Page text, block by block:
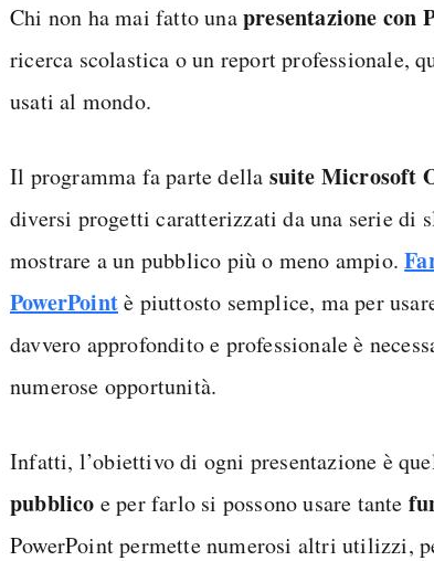
Chi non ha mai fatto unapresentazione con
ricerca scolastica o un report professionale,
usati al mondo.
Il programma fa parte della suite Microsoft
diversi progetti caratterizzati da una serie di
mostrare a un pubblico più o meno ampio.
PowerPointè piuttosto semplice, ma per
davvero approfondito e professionale è
numerose opportunità.
Infatti, l’obiettivo di ogni presentazione è
pubblico e per farlo si possono usare tante
PowerPoint permette numerosi altri utilizzi,